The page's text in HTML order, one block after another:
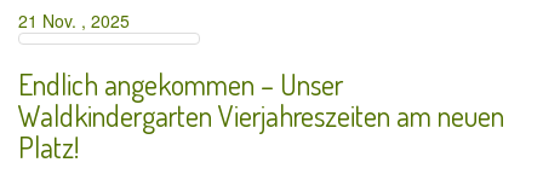
21 Nov. , 2025
Endlich angekommen – Unser
Waldkindergarten Vierjahreszeiten am neuen
Platz!